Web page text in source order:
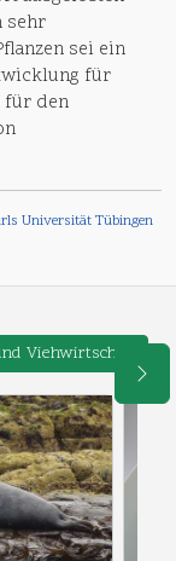
sehr
sei ein
für
für den
Universität Tübingen
Viehwirtschaft